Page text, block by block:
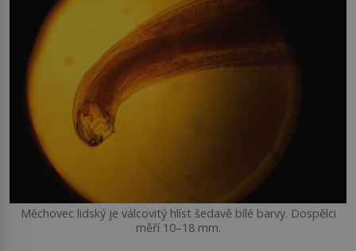
Měchovec lidský je válcovitý hlíst šedavě bílé barvy. Dospělci
měří 10–18 mm.